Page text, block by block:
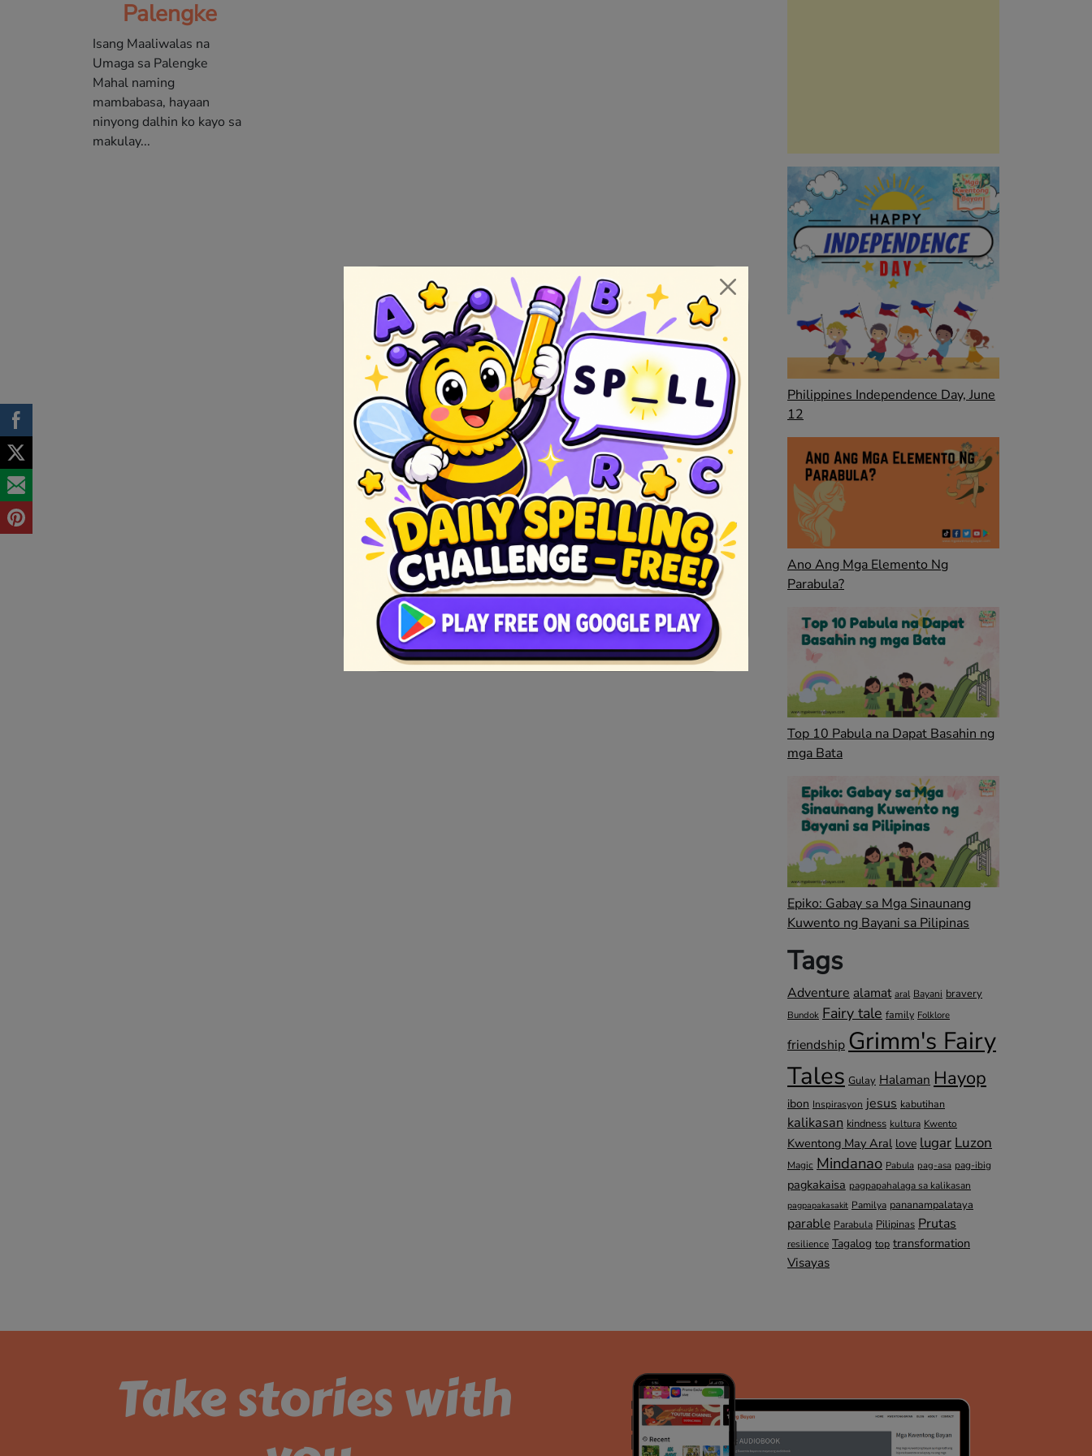
Palengke
Isang Maaliwalas na
Umaga sa Palengke
Mahal naming
mambabasa, hayaan
ninyong dalhin ko kayo sa
makulay...
Philippines Independence Day, June
12
Ano Ang Mga Elemento Ng
Parabula?
Top 10 Pabula na Dapat Basahin ng
mga Bata
Epiko: Gabay sa Mga Sinaunang
Kuwento ng Bayani sa Pilipinas
Tags
Adventure alamat aral Bayani bravery
Bundok Fairy tale family Folklore
friendship Grimm's Fairy
Tales Gulay Halaman Hayop
ibon Inspirasyon jesus kabutihan
kalikasan kindness kultura Kwento
Kwentong May Aral love lugar Luzon
Magic Mindanao Pabula pag-asa pag-ibig
pagkakaisa pagpapahalaga sa kalikasan
pagpapakasakit Pamilya pananampalataya
parable Parabula Pilipinas Prutas
resilience Tagalog top transformation
Visayas
Take stories with